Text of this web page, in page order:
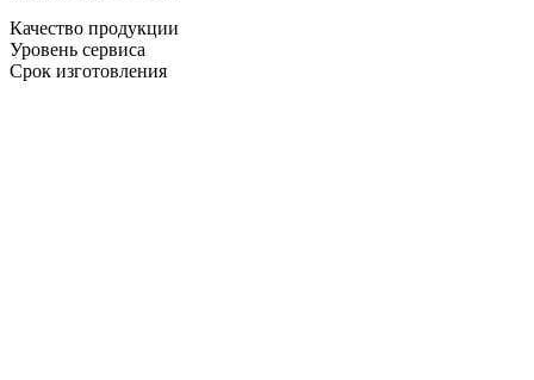
Качество продукции
Уровень сервиса
Срок изготовления